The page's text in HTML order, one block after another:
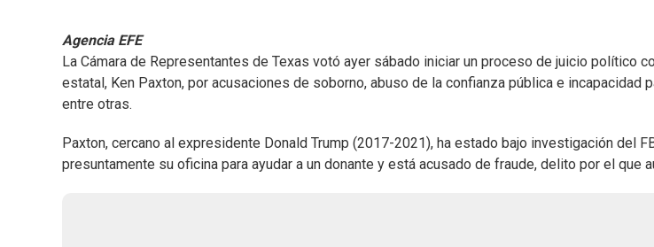
Agencia EFE
La Cámara de Representantes de Texas votó ayer sábado iniciar un proceso de juicio político
estatal, Ken Paxton, por acusaciones de soborno, abuso de la confianza pública e incapacidad
entre otras.
Paxton, cercano al expresidente Donald Trump (2017-2021), ha estado bajo investigación del
presuntamente su oficina para ayudar a un donante y está acusado de fraude, delito por el que